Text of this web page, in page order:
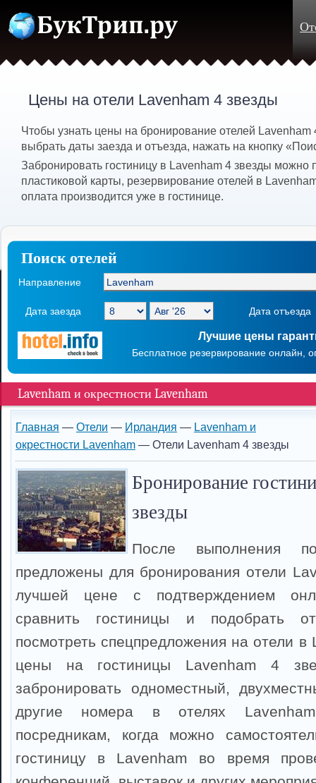
Цены на отели Lavenham 4 звезды
Чтобы узнать цены на бронирование отелей Lavenham
выбрать даты заезда и отъезда, нажать на кнопку
Забронировать гостиницу в Lavenham 4 звезды можно
пластиковой карты, резервирование отелей в
оплата производится уже в гостинице.
Поиск отелей
Направление
Дата заезда Дата отъезда
Лучшие цены
Бесплатное резервирование онлайн,
Lavenham и окрестности Lavenham
Главная — Отели — Ирландия — Lavenham и
окрестности Lavenham — Отели Lavenham 4 звезды
Бронирование
звезды
После выполнения
предложены для бронирования отели
лучшей цене с подтверждением
сравнить гостиницы и подобрать
посмотреть спецпредложения на отели в
цены на гостиницы Lavenham 4
забронировать одноместный,
другие номера в отелях
посредникам, когда можно
гостиницу в Lavenham во время